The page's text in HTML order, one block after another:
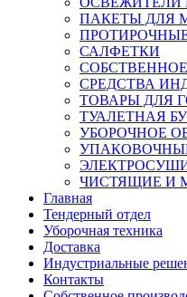
ПАКЕТЫ ДЛЯ
САЛФЕТКИ
СРЕДСТВА
ТОВАРЫ ДЛЯ
ТУАЛЕТНАЯ
УБОРОЧНОЕ
ЧИСТЯЩИЕ И
Главная
Тендерный отдел
Уборочная техника
Доставка
Индустриальные
Контакты